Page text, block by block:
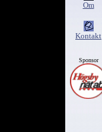
Om
Kontakt
Sponsor